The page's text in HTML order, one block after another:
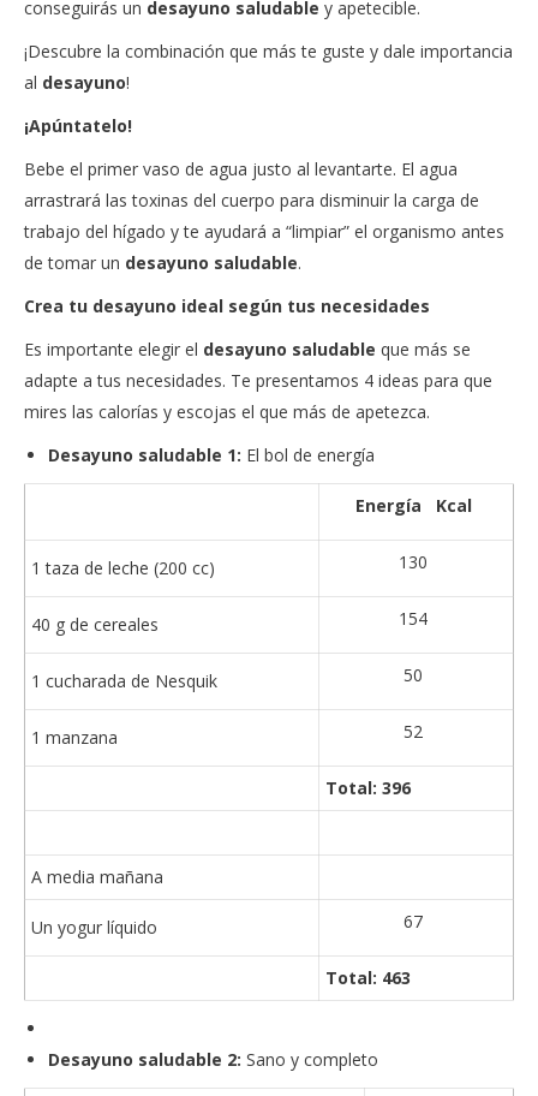
conseguirás un desayuno saludable y apetecible.
¡Descubre la combinación que más te guste y dale importancia
al desayuno!
¡Apúntatelo!
Bebe el primer vaso de agua justo al levantarte. El agua
arrastrará las toxinas del cuerpo para disminuir la carga de
trabajo del hígado y te ayudará a “limpiar” el organismo antes
de tomar un desayuno saludable.
Crea tu desayuno ideal según tus necesidades
Es importante elegir el desayuno saludable que más se
adapte a tus necesidades. Te presentamos 4 ideas para que
mires las calorías y escojas el que más de apetezca.
Desayuno saludable 1: El bol de energía
Energía Kcal
1 taza de leche (200 cc) 130
40 g de cereales 154
1 cucharada de Nesquik 50
1 manzana 52
Total: 396
A media mañana
Un yogur líquido 67
Total: 463
Desayuno saludable 2: Sano y completo